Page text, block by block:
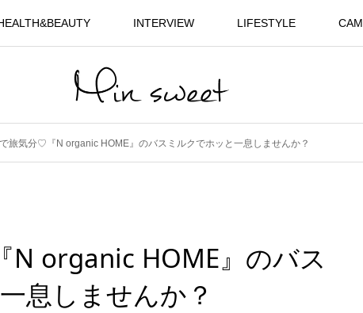
INTERVIEW LIFESTYLE
旅気分♡『N organic HOME』のバスミルクでホッと一息しませんか？
organic HOME』のバス
息しませんか？